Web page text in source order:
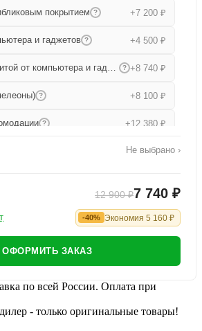
покрытием ? +7 200 ₽
и гаджетов ? +4 500 ₽
Утонченные с защитой от компьютера и гаджетов ? +8 740 ₽
? +8 100 ₽
? +12 380 ₽
+15 680 ₽
Не выбрано ›
12 900 ₽7 740 ₽
-40% Экономия 5 160 ₽
ОФОРМИТЬ ЗАКАЗ
по всей России. Оплата при
- только оригинальные товары!